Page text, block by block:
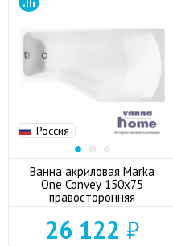
Россия
Ванна акриловая Marka
One Convey 150x75
правосторонняя
26 122 ₽